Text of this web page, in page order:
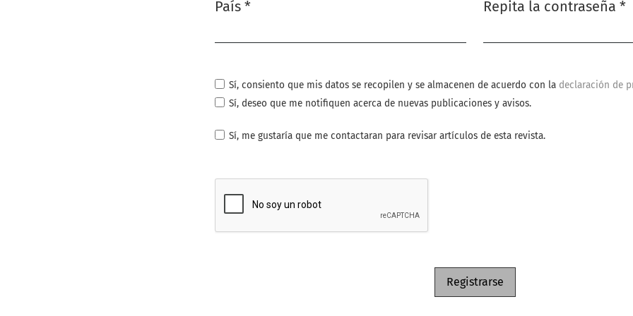
País *
Repita la contraseña *
Sí, consiento que mis datos se recopilen y se almacenen de acuerdo con la declaración de
Sí, deseo que me notifiquen acerca de nuevas publicaciones y avisos.
Sí, me gustaría que me contactaran para revisar artículos de esta revista.
Registrarse